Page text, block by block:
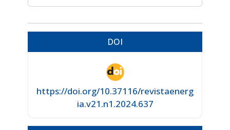
DOI
https://doi.org/10.37116/revistaenerg
ia.v21.n1.2024.637